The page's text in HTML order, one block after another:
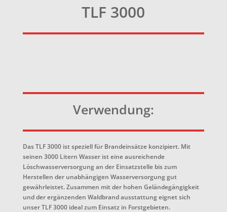
TLF 3000
Verwendung:
Das TLF 3000 ist speziell für Brandeinsätze konzipiert. Mit
seinen 3000 Litern Wasser ist eine ausreichende
Löschwasserversorgung an der Einsatzstelle bis zum
Herstellen der unabhängigen Wasserversorgung gut
gewährleistet. Zusammen mit der hohen Geländegängigkeit
und der ergänzenden Waldbrand ausstattung eignet sich
unser TLF 3000 ideal zum Einsatz in Forstgebieten.